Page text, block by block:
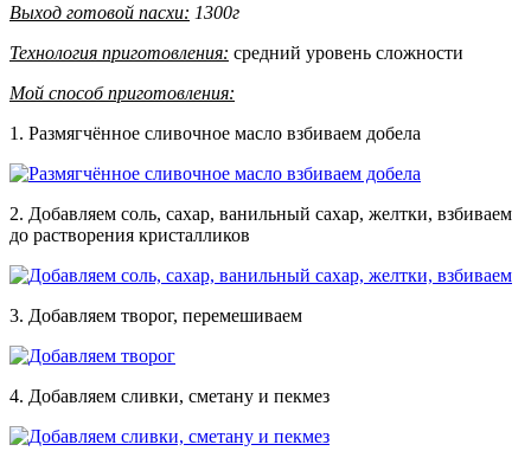
Выход готовой пасхи: 1300г
Технология приготовления: средний уровень сложности
Мой способ приготовления:
1. Размягчённое сливочное масло взбиваем добела
2. Добавляем соль, сахар, ванильный сахар, желтки, взбиваем
до растворения кристалликов
3. Добавляем творог, перемешиваем
4. Добавляем сливки, сметану и пекмез